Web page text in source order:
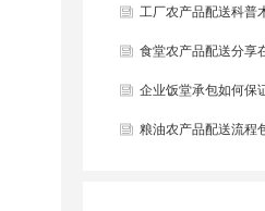
工厂农产品配送科普
价值？
食堂农产品配送分享
需要注意哪些细节？
企业饭堂承包如何保
粮油农产品配送流程